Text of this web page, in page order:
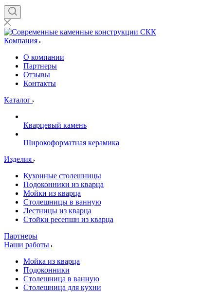
Компания
О компании
Партнеры
Отзывы
Контакты
Каталог
Кварцевый камень
Широкоформатная керамика
Изделия
Кухонные столешницы
Подоконники из кварца
Мойки из кварца
Столешницы в ванную
Лестницы из кварца
Стойки ресепшн из кварца
Партнеры
Наши работы
Мойка из кварца
Подоконники
Столешница в ванную
Столешница для кухни